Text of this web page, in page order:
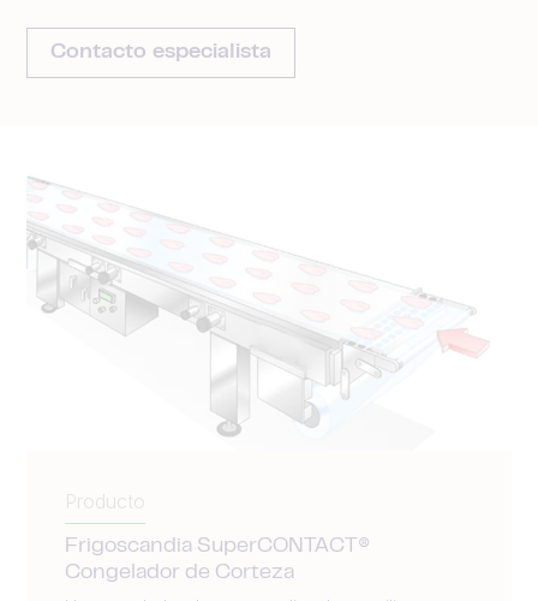
Contacto especialista
Producto
Frigoscandia SuperCONTACT®
Congelador de Corteza